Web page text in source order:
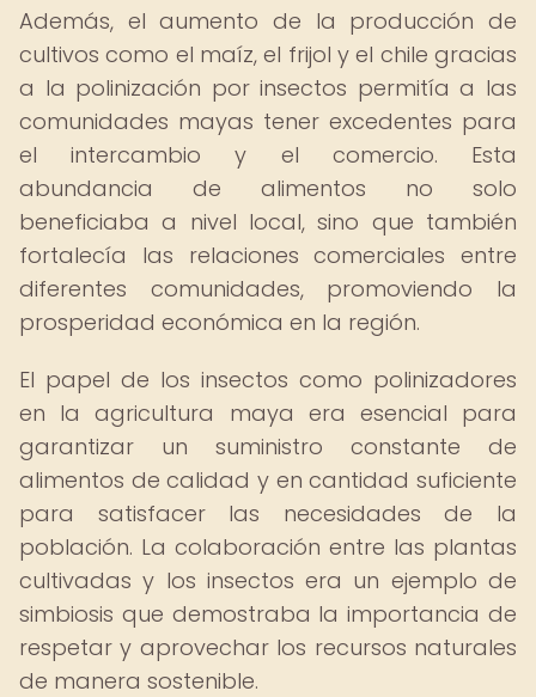
Además, el aumento de la producción de
cultivos como el maíz, el frijol y el chile gracias
a la polinización por insectos permitía a las
comunidades mayas tener excedentes para
el intercambio y el comercio. Esta
abundancia de alimentos no solo
beneficiaba a nivel local, sino que también
fortalecía las relaciones comerciales entre
diferentes comunidades, promoviendo la
prosperidad económica en la región.
El papel de los insectos como polinizadores
en la agricultura maya era esencial para
garantizar un suministro constante de
alimentos de calidad y en cantidad suficiente
para satisfacer las necesidades de la
población. La colaboración entre las plantas
cultivadas y los insectos era un ejemplo de
simbiosis que demostraba la importancia de
respetar y aprovechar los recursos naturales
de manera sostenible.